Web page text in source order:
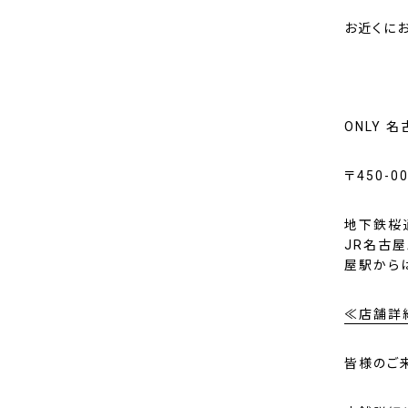
お近くに
ONLY
〒450-
地下鉄桜
JR名古
屋駅から
≪店舗詳
皆様のご